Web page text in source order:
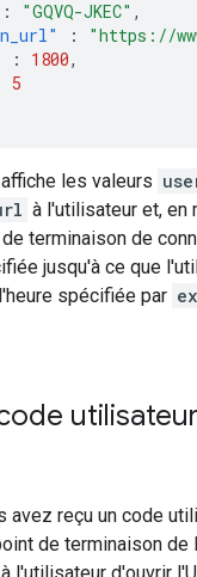
: "GQVQ-JKEC" ,
:
"https://
: 1800,
5
les valeurs
à l'utilisateur et, en
terminaison de
jusqu'à ce que
spécifiée par
avez reçu un code
de terminaison de